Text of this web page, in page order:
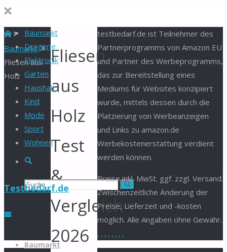
Baumarkt
Drogerie
Elektronik
Garten
Haushalt
Kind
Mode
Sport
Wohnen
Suche
Suchen Suche
Testbedarf.de
Zum
Baumarkt
Start
Baumarkt
Fliesen aus
Holz
Fliesen
aus
Holz
Test
&
Vergleich
2026
testbedarf.de ist Teilnehmer des
Partnerprogramms von Amazon EU
und Partner des Werbeprogramms,
das zur Bereitstellung eines
Mediums für Websites konzipiert
wurde, mittels dessen durch die
Platzierung von Werbeanzeigen
und Links zu amazon.de
Werbekostenerstattung verdient
werden können.
Preise inkl. MwSt. ggf. zzgl. Versand.
Zwischenzeitliche Änderung der
Preise, Lieferzeit und -kosten
möglich. Alle Angaben ohne Gewähr.
. . . . . . . .